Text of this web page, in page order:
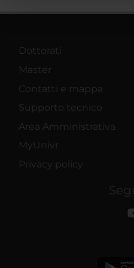
Dottorati
Master
Contatti e mappa
Supporto tecnico
Area Amministrativa
MyUnivr
Privacy policy